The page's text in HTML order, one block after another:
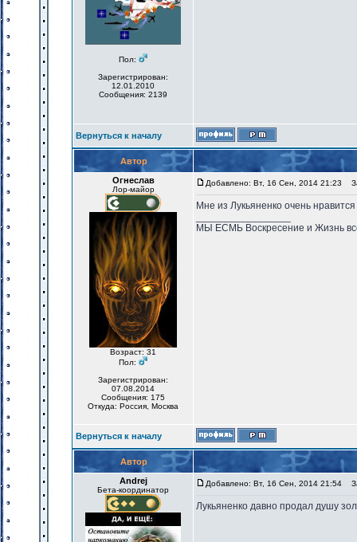
Пол:
Зарегистрирован:
12.01.2010
Сообщения: 2139
Вернуться к началу
Автор
Огнеслав
Лор-майор
Возраст: 31
Пол:
Зарегистрирован:
07.08.2014
Сообщения: 175
Откуда: Россия, Москва
Добавлено: Вт, 16 Сен, 2014 21:23
Мне из Лукьяненко очень
МЫ ЕСМЬ Воскресение и Жизнь
Вернуться к началу
Автор
Andrej
Бета-координатор
Добавлено: Вт, 16 Сен, 2014 21:54
Лукьяненко давно продал душу